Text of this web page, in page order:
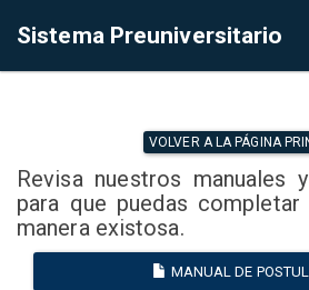
Sistema Preuniversitario
VOLVER A LA PÁGINA
Revisa nuestros manuales
para que puedas
manera existosa.
MANUAL DE